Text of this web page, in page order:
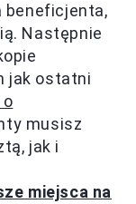
beneficjenta,
Następnie
jak ostatni
musisz
jak i
miejsca na